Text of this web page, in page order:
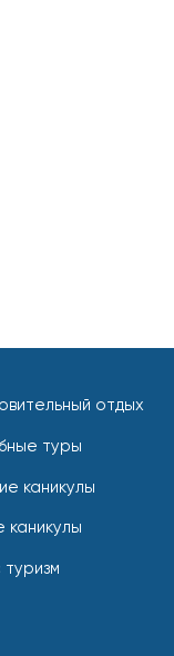
отдых
туры
каникулы
каникулы
туризм